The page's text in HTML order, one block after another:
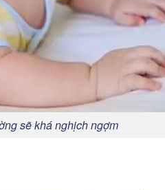
sẽ khá nghịch ngợm